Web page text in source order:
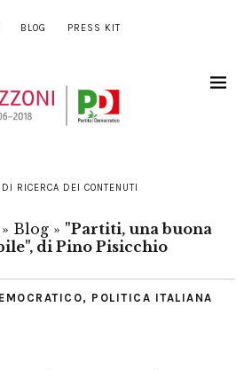
BLOG PRESS KIT
DI RICERCA DEI CONTENUTI
» Blog » "Partiti, una buona
di Pino Pisicchio
, POLITICA ITALIANA